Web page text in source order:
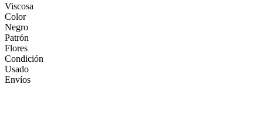
Viscosa
Color
Negro
Patrón
Flores
Condición
Usado
Envíos